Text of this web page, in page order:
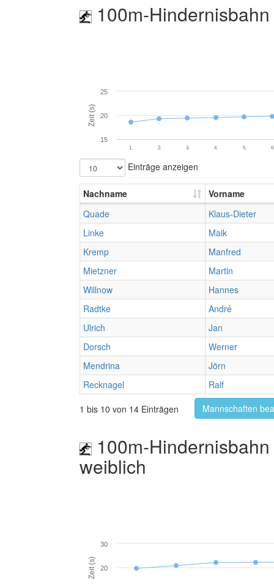
100m-
Zeit (s)
1. 2. 3. 4. 5. 6.
15
20
25
Einträge anzeigen
Nachname
Vorname
Quade
Klaus-Dieter
Linke
Maik
Kremp
Manfred
Mietzner
Martin
Willnow
Hannes
Radtke
André
Ulrich
Jan
Dorsch
Werner
Mendrina
Jörn
Recknagel
Ralf
1 bis 10 von 14 Einträgen
Mannschaften
100m-
weiblich
Zeit (s) 20
30